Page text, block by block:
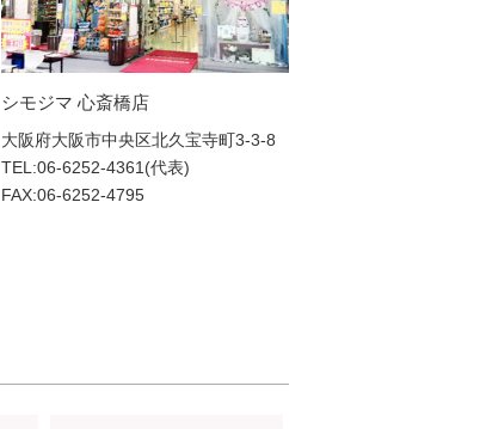
シモジマ 心斎橋店
大阪府大阪市中央区北久宝寺町3-3-8
TEL:06-6252-4361(代表)
FAX:06-6252-4795